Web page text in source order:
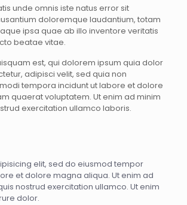
unde omnis iste natus error sit
doloremque laudantium, totam
ipsa quae ab illo inventore veritatis
beatae vitae.
est, qui dolorem ipsum quia dolor
adipisci velit, sed quia non
tempora incidunt ut labore et dolore
quaerat voluptatem. Ut enim ad minim
exercitation ullamco laboris.
elit, sed do eiusmod tempor
et dolore magna aliqua. Ut enim ad
nostrud exercitation ullamco. Ut enim
dolor.